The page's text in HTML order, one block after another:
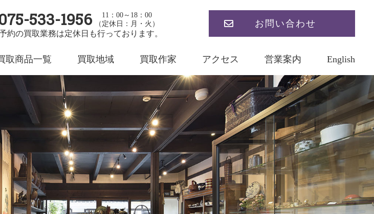
533-1956
11：00～18：00
（定休日：月・火）
約の買取業務は定休日も行っております。
お問い合わせ
取商品一覧 買取地域 買取作家 アクセス 営業案内 English